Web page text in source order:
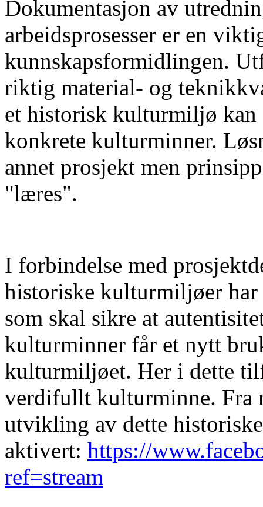
Dokumentasjon av
arbeidsprosesser er en
kunnskapsformidlingen.
riktig material- og
et historisk kulturmiljø kan
konkrete kulturminner.
annet prosjekt men
"læres".
I forbindelse med
historiske kulturmiljøer
som skal sikre at
kulturminner får et nytt
kulturmiljøet. Her i dette
verdifullt kulturminne. Fra
utvikling av dette
aktivert: https://
ref=stream